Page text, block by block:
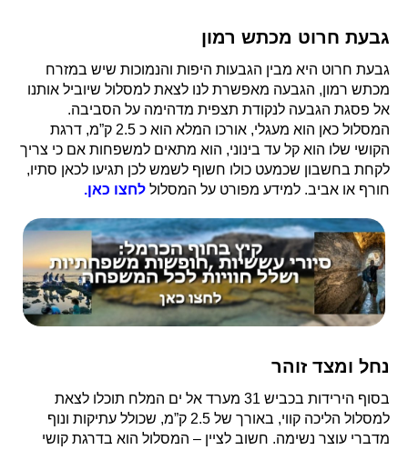
גבעת חרוט מכתש רמון
גבעת חרוט היא מבין הגבעות היפות והנמוכות שיש במזרח
מכתש רמון, הגבעה מאפשרת לנו לצאת למסלול שיוביל אותנו
אל פסגת הגבעה לנקודת תצפית מדהימה על הסביבה.
המסלול כאן הוא מעגלי, אורכו המלא הוא כ 2.5 ק”מ, דרגת
הקושי שלו הוא קל עד בינוני, הוא מתאים למשפחות אם כי צריך
לקחת בחשבון שכמעט כולו חשוף לשמש לכן תגיעו לכאן סתיו,
חורף או אביב. למידע מפורט על המסלול לחצו כאן.
נחל ומצד זוהר
בסוף הירידות בכביש 31 מערד אל ים המלח תוכלו לצאת
למסלול הליכה קווי, באורך של 2.5 ק”מ, שכולל עתיקות ונוף
מדברי עוצר נשימה. חשוב לציין – המסלול הוא בדרגת קושי